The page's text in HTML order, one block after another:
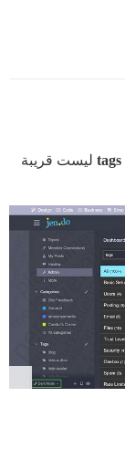
tags ليست قريبة